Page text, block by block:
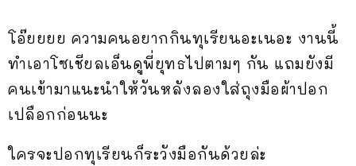
โอ๊ยยยย ความคนอยากกินทุเรียนอะเนอะ งานนี้
ทำเอาโซเชียลเอ็นดูพี่ยุทธไปตามๆ กัน แถมยังมี
คนเข้ามาแนะนำให้วันหลังลองใส่ถุงมือผ้าปอก
เปลือกก่อนนะ
ใครจะปอกทุเรียนก็ระวังมือกันด้วยล่ะ